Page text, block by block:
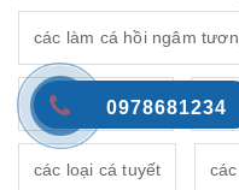
các làm cá hồi ngâm
các loại bò nhật các
các loại cá tuyết
0978681234